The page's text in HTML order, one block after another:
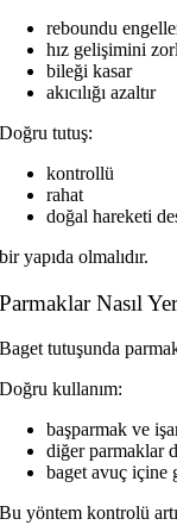
reboundu
hız gelişimini
bileği kasar
akıcılığı azaltır
Doğru tutuş:
kontrollü
rahat
doğal hareketi
bir yapıda olmalıdır.
Parmaklar Nasıl
Baget tutuşunda
Doğru kullanım:
başparmak ve
diğer parmaklar
baget avuç içine
Bu yöntem kontrolü